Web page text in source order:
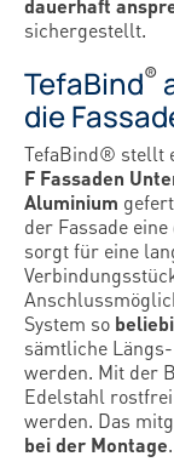
dauerhaft
sichergestellt.
TefaBind®
die
TefaBind® stellt
F Fassaden
Aluminium
der Fassade eine
sorgt für eine
System so
sämtliche
werden. Mit der
Edelstahl
werden. Das
bei der Montage.